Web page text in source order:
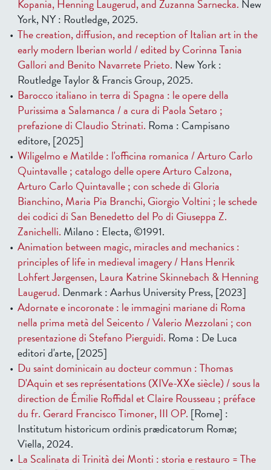
Kopania, Henning Laugerud, and Zuzanna Sarnecka. New
York, NY : Routledge, 2025.
The creation, diffusion, and reception of Italian art in the
early modern Iberian world / edited by Corinna Tania
Gallori and Benito Navarrete Prieto. New York :
Routledge Taylor & Francis Group, 2025.
Barocco italiano in terra di Spagna : le opere della
Purissima a Salamanca / a cura di Paola Setaro ;
prefazione di Claudio Strinati. Roma : Campisano
editore, [2025]
Wiligelmo e Matilde : l'officina romanica / Arturo Carlo
Quintavalle ; catalogo delle opere Arturo Calzona,
Arturo Carlo Quintavalle ; con schede di Gloria
Bianchino, Maria Pia Branchi, Giorgio Voltini ; le schede
dei codici di San Benedetto del Po di Giuseppa Z.
Zanichelli. Milano : Electa, ©1991.
Animation between magic, miracles and mechanics :
principles of life in medieval imagery / Hans Henrik
Lohfert Jørgensen, Laura Katrine Skinnebach & Henning
Laugerud. Denmark : Aarhus University Press, [2023]
Adornate e incoronate : le immagini mariane di Roma
nella prima metà del Seicento / Valerio Mezzolani ; con
presentazione di Stefano Pierguidi. Roma : De Luca
editori d'arte, [2025]
Du saint dominicain au docteur commun : Thomas
D'Aquin et ses représentations (XIVe-XXe siècle) / sous la
direction de Émilie Roffidal et Claire Rousseau ; préface
du fr. Gerard Francisco Timoner, III OP. [Rome] :
Institutum historicum ordinis prædicatorum Romæ;
Viella, 2024.
La Scalinata di Trinità dei Monti : storia e restauro = The